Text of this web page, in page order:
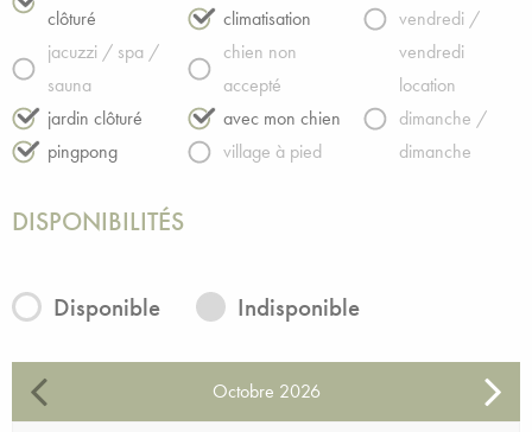
clôturé
jacuzzi / spa /
sauna
jardin clôturé
pingpong
climatisation
chien non
accepté
avec mon chien
village à pied
vendredi /
vendredi
location
dimanche /
dimanche
DISPONIBILITÉS
Disponible Indisponible
Octobre 2026